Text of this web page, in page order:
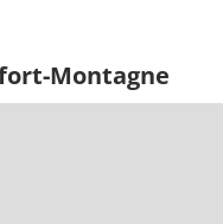
Montagne